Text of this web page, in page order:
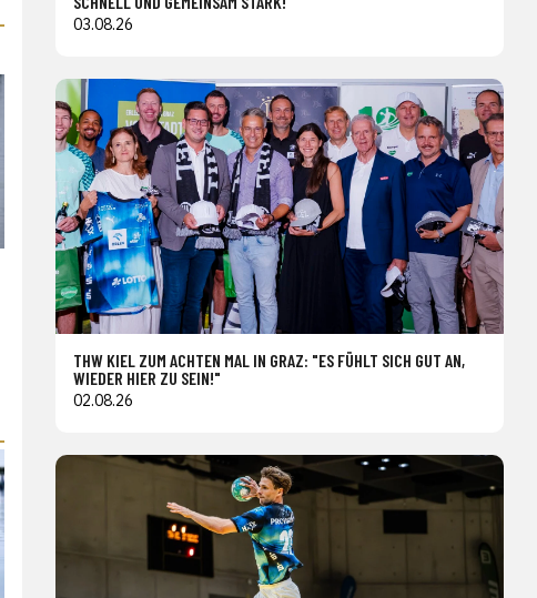
03.08.26
THW KIEL ZUM ACHTEN MAL IN GRAZ: "ES FÜHLT SICH GUT AN,
WIEDER HIER ZU SEIN!"
02.08.26